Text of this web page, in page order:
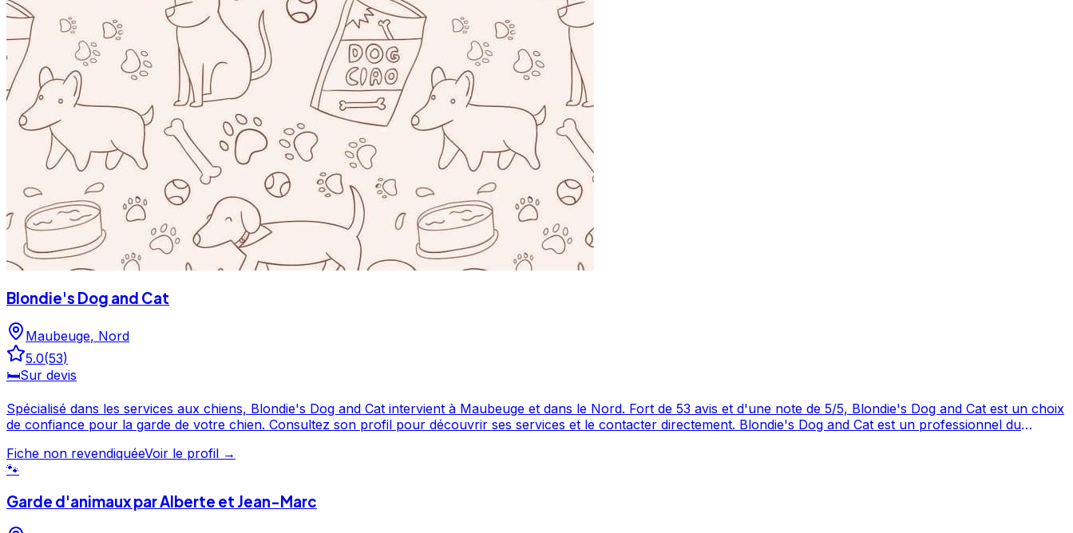
Blondie's Dog and Cat
Maubeuge, Nord
5.0(53)
🛏️Sur devis
Spécialisé dans les services aux chiens, Blondie's Dog and Cat intervient à Maubeuge et dans le Nord. Fort de 53 avis et d'une note de 5/5, Blondie's Dog and Cat est un choix
de confiance pour la garde de votre chien. Consultez son profil pour découvrir ses services et le contacter directement. Blondie's Dog and Cat est un professionnel du
Fiche non revendiquéeVoir le profil →
🐾
Garde d'animaux par Alberte et Jean-Marc